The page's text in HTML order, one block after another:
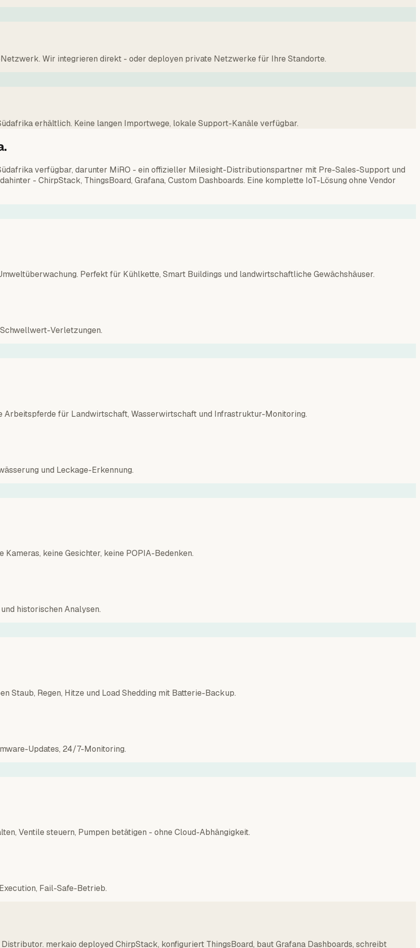
Wir integrieren direkt - oder deployen private Netzwerke für Ihre Standorte.
erhältlich. Keine langen Importwege, lokale Support-Kanäle verfügbar.
verfügbar, darunter MiRO - ein offizieller Milesight-Distributionspartner mit Pre-Sales-Support und
- ChirpStack, ThingsBoard, Grafana, Custom Dashboards. Eine komplette IoT-Lösung ohne Vendor
Perfekt für Kühlkette, Smart Buildings und landwirtschaftliche Gewächshäuser.
Verletzungen.
Arbeitspferde für Landwirtschaft, Wasserwirtschaft und Infrastruktur-Monitoring.
und Leckage-Erkennung.
keine Gesichter, keine POPIA-Bedenken.
historischen Analysen.
Staub, Regen, Hitze und Load Shedding mit Batterie-Backup.
Updates, 24/7-Monitoring.
Ventile steuern, Pumpen betätigen - ohne Cloud-Abhängigkeit.
Fail-Safe-Betrieb.
merkaio deployed ChirpStack, konfiguriert ThingsBoard, baut Grafana Dashboards, schreibt